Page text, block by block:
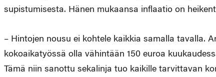
supistumisesta. Hänen mukaansa inflaatio on
– Hintojen nousu ei kohtele kaikkia samalla tavalla.
kokoaikatyössä olla vähintään 150 euroa
Tämä niin sanottu sekalinja tuo kaikille tarvittavan